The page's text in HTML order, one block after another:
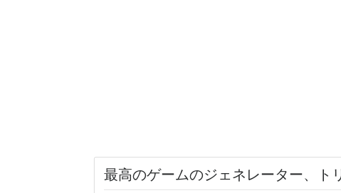
最高のゲームのジェネレーター、ト